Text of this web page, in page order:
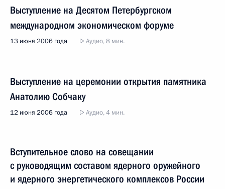
Выступление на Десятом Петербургском
международном экономическом форуме
13 июня 2006 года Аудио, 8 мин.
Выступление на церемонии открытия памятника
Анатолию Собчаку
12 июня 2006 года Аудио, 4 мин.
Вступительное слово на совещании
с руководящим составом ядерного оружейного
и ядерного энергетического комплексов России